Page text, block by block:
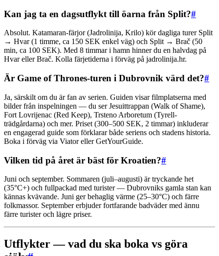
Kan jag ta en dagsutflykt till öarna från Split?#
Absolut. Katamaran-färjor (Jadrolinija, Krilo) kör dagliga turer Split
→ Hvar (1 timme, ca 150 SEK enkel väg) och Split → Brač (50
min, ca 100 SEK). Med 8 timmar i hamn hinner du en halvdag på
Hvar eller Brač. Kolla färjetiderna i förväg på jadrolinija.hr.
Är Game of Thrones-turen i Dubrovnik värd det?#
Ja, särskilt om du är fan av serien. Guiden visar filmplatserna med
bilder från inspelningen — du ser Jesuittrappan (Walk of Shame),
Fort Lovrijenac (Red Keep), Trsteno Arboretum (Tyrell-
trädgårdarna) och mer. Priset (300–500 SEK, 2 timmar) inkluderar
en engagerad guide som förklarar både seriens och stadens historia.
Boka i förväg via Viator eller GetYourGuide.
Vilken tid på året är bäst för Kroatien?#
Juni och september. Sommaren (juli–augusti) är tryckande het
(35°C+) och fullpackad med turister — Dubrovniks gamla stan kan
kännas kvävande. Juni ger behaglig värme (25–30°C) och färre
folkmassor. September erbjuder fortfarande badväder med ännu
färre turister och lägre priser.
Utflykter — vad du ska boka vs göra